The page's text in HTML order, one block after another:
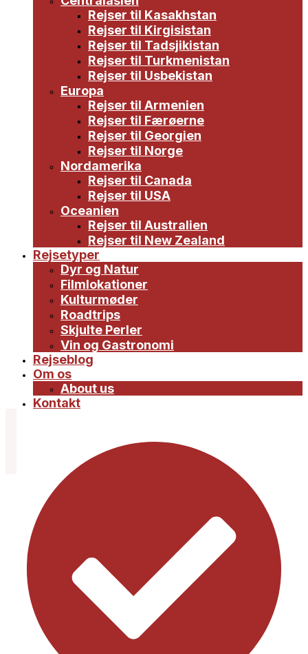
Rejser til Kasakhstan
Rejser til Kirgisistan
Rejser til Tadsjikistan
Rejser til Turkmenistan
Rejser til Usbekistan
Europa
Rejser til Armenien
Rejser til Færøerne
Rejser til Georgien
Rejser til Norge
Nordamerika
Rejser til Canada
Rejser til USA
Oceanien
Rejser til Australien
Rejser til New Zealand
Rejsetyper
Dyr og Natur
Filmlokationer
Kulturmøder
Roadtrips
Skjulte Perler
Vin og Gastronomi
Rejseblog
Om os
About us
Kontakt